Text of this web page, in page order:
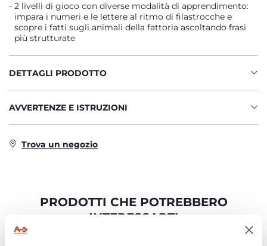
2 livelli di gioco con diverse modalità di apprendimento:
impara i numeri e le lettere al ritmo di filastrocche e
scopre i fatti sugli animali della fattoria ascoltando frasi
più strutturate
DETTAGLI PRODOTTO
AVVERTENZE E ISTRUZIONI
Trova un negozio
PRODOTTI CHE POTREBBERO
INTERESSARTI